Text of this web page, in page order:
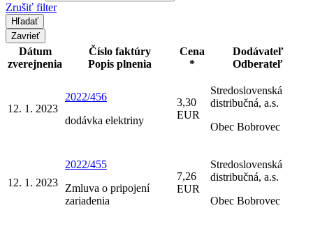
Zrušiť filter
Zavrieť
Dátum
zverejnenia
Číslo faktúry
Popis plnenia
Cena
*
Dodávateľ
Odberateľ
12. 1. 2023
2022/456
dodávka elektriny
3,30
EUR
Stredoslovenská
distribučná, a.s.
Obec Bobrovec
12. 1. 2023
2022/455
Zmluva o pripojení
zariadenia
7,26
EUR
Stredoslovenská
distribučná, a.s.
Obec Bobrovec